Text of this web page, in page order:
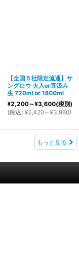
【全国５社限定流通】サ
ングロウ 火入or直汲み
生 720ml or 1800ml
¥2,200～¥3,600(税別)
(税込 : ¥2,420～¥3,960)
もっと見る